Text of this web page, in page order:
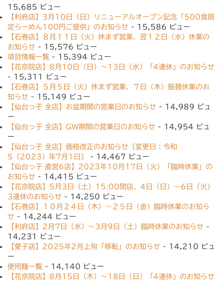
15,685 ビュー
【利府店】3月10日（日）リニューアルオープン記念「500食限
定らーめん100円ご提供」のお知らせ - 15,586 ビュー
【石巻店】８月１１日（火）休まず営業、翌１２日（水）休業の
お知らせ - 15,576 ビュー
項目情報一覧 - 15,394 ビュー
【花京院店】8月10日（日）〜13日（水）「4連休」のお知らせ
- 15,311 ビュー
【石巻店】５月５日（火）休まず営業、７日（木）振替休業のお
知らせ - 15,149 ビュー
【仙台っ子 全店】お盆期間の営業日のお知らせ - 14,989 ビュ
ー
【仙台っ子 全店】GW期間の営業日のお知らせ - 14,954 ビュ
ー
【仙台っ子 全店】価格改正のお知らせ〔変更日：令和
5（2023）年7月1日〕
- 14,467 ビュー
【仙台っ子 直営6店】2023年10月17日（火）「臨時休業」の
お知らせ - 14,415 ビュー
【花京院店】5月3日（土）15:00閉店、4日（日）〜6日（火）
3連休のお知らせ - 14,250 ビュー
【石巻店】１０月２４日（木）〜２５日（金）臨時休業のお知ら
せ - 14,244 ビュー
【利府店】2月7日（水）〜3月9日（土）臨時休業のお知らせ -
14,231 ビュー
【愛子店】2025年2月上旬「移転」のお知らせ - 14,210 ビュ
ー
使用麺一覧 - 14,140 ビュー
【花京院店】8月15日（木）〜18日（日）「4連休」のお知らせ